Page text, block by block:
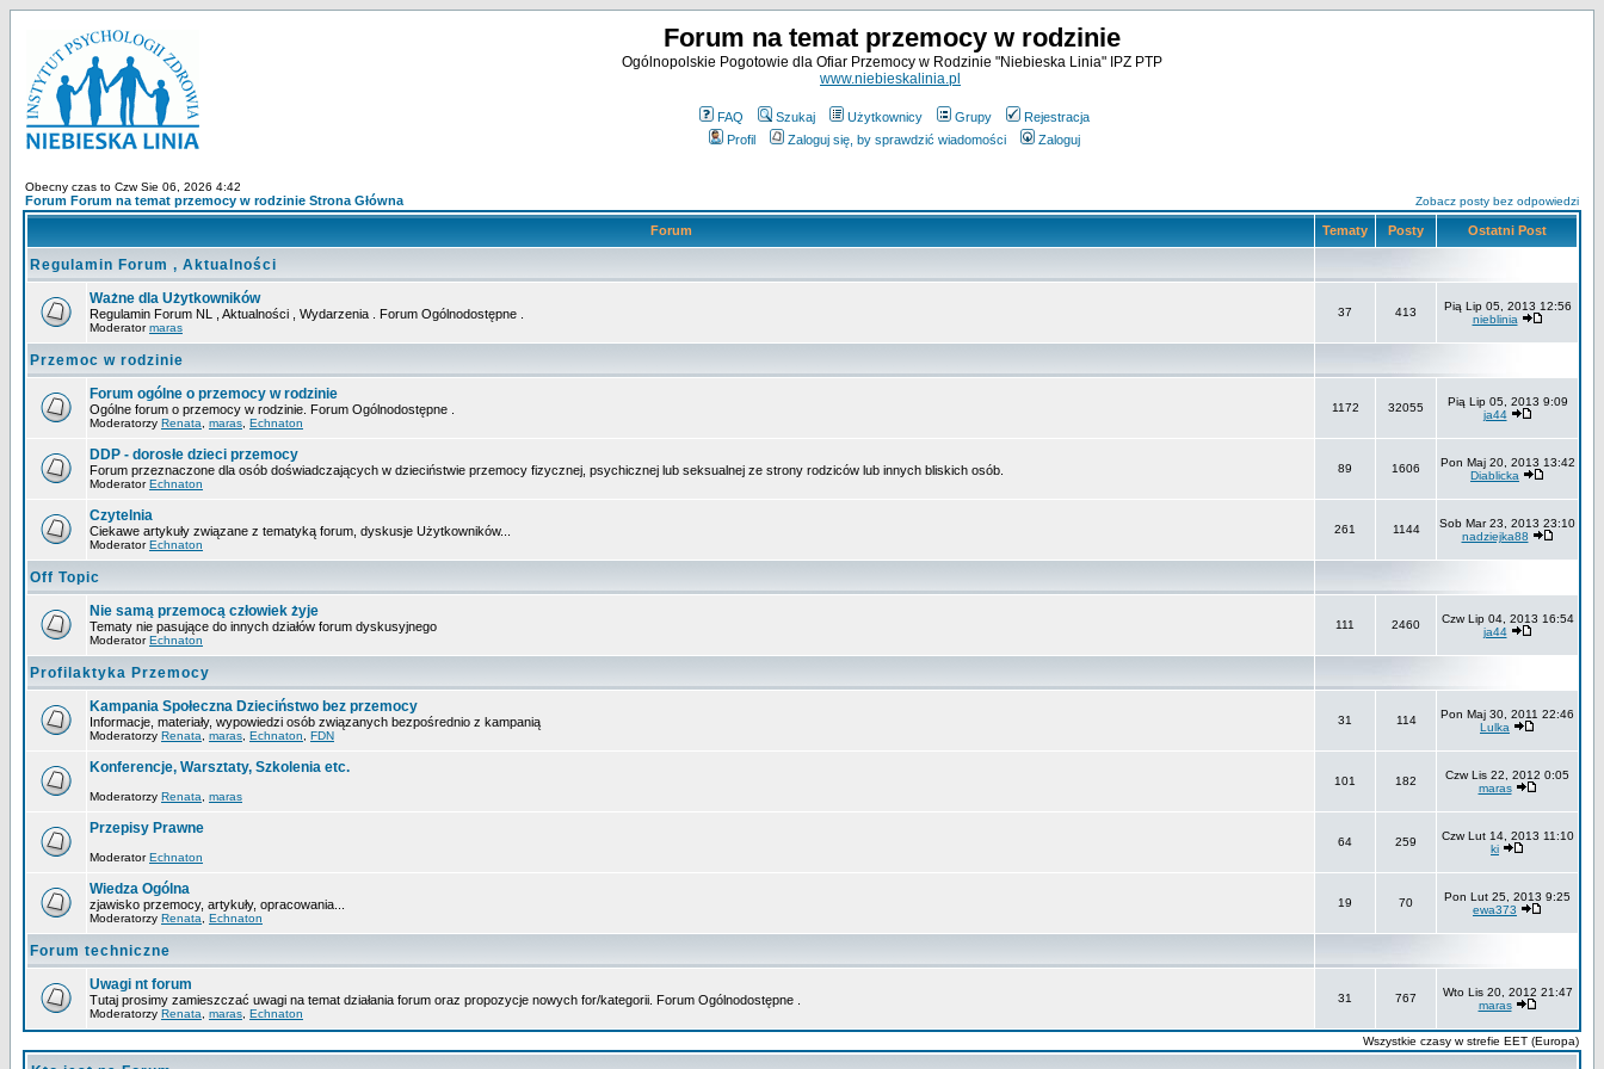
Forum na temat przemocy w rodzinie
Ogólnopolskie Pogotowie dla Ofiar Przemocy w Rodzinie "Niebieska Linia" IPZ PTP
www.niebieskalinia.pl
FAQ Szukaj Użytkownicy Grupy
Rejestracja
Profil
Zaloguj się, by sprawdzić wiadomości Zaloguj
Obecny czas to Czw Sie 06, 2026 4:42
Forum Forum na temat przemocy w rodzinie Strona Główna Zobacz posty bez odpowiedzi
Forum Tematy Posty Ostatni Post
Regulamin Forum , Aktualności
Ważne dla Użytkowników
Regulamin Forum NL , Aktualności , Wydarzenia . Forum Ogólnodostępne .
Moderatormaras
37 413
Pią Lip 05, 2013 12:56
nieblinia
Przemoc w rodzinie
Forum ogólne o przemocy w rodzinie
Ogólne forum o przemocy w rodzinie. Forum Ogólnodostępne .
Moderatorzy Renata maras Echnaton
1172 32055
Pią Lip 05, 2013 9:09
ja44
DDP - dorosłe dzieci przemocy
Forum przeznaczone dla osób doświadczających w dzieciństwie przemocy fizycznej, psychicznej lub seksualnej ze strony rodziców lub innych bliskich osób.
ModeratorEchnaton
89 1606
Pon Maj 20, 2013 13:42
Diablicka
Czytelnia
Ciekawe artykuły związane z tematyką forum, dyskusje Użytkowników...
ModeratorEchnaton
261 1144
Sob Mar 23, 2013 23:10
nadziejka88
Off Topic
Nie samą przemocą człowiek żyje
Tematy nie pasujące do innych działów forum dyskusyjnego
ModeratorEchnaton
111 2460
Czw Lip 04, 2013 16:54
ja44
Profilaktyka Przemocy
Kampania Społeczna Dzieciństwo bez przemocy
Informacje, materiały, wypowiedzi osób związanych bezpośrednio z kampanią
Moderatorzy Renata maras Echnaton FDN
31 114
Pon Maj 30, 2011 22:46
Lulka
Konferencje, Warsztaty, Szkolenia etc.
Moderatorzy Renata maras
101 182
Czw Lis 22, 2012 0:05
maras
Przepisy Prawne
ModeratorEchnaton
64 259
Czw Lut 14, 2013 11:10
ki
Wiedza Ogólna
zjawisko przemocy, artykuły, opracowania...
Moderatorzy Renata Echnaton
19 70
Pon Lut 25, 2013 9:25
ewa373
Forum techniczne
Uwagi nt forum
Tutaj prosimy zamieszczać uwagi na temat działania forum oraz propozycje nowych for/kategorii. Forum Ogólnodostępne .
Moderatorzy Renata maras Echnaton
31 767
Wto Lis 20, 2012 21:47
maras
Wszystkie czasy w strefie EET (Europa)